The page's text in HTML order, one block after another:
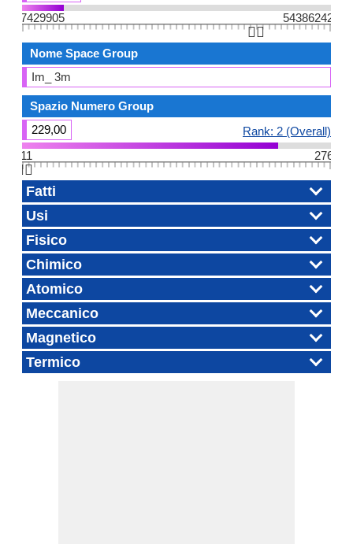
7429905
54386242
👆🏻
Nome Space Group
Im_ 3m
Spazio Numero Group
229,00
Rank: 2 (Overall)
11
276
👆🏻
Fatti
Usi
Fisico
Chimico
Atomico
Meccanico
Magnetico
Termico